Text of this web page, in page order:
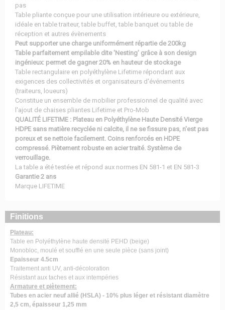
pas
Table pliante conçue pour une utilisation intérieure ou extérieure,
idéale en table traiteur, table buffet, table banquet ou table de
réception et autres évènements
Peut supporter une charge uniformément répartie de 200kg
Table parfaitement empilable dite 'Nesting' grâce à son design
ingénieux: permet de gagner 20% en hauteur de stockage
Table rectangulaire en polyéthylène Lifetime répondant aux
exigences des collectivités et organisateurs d'événements
(traiteurs, loueurs)
Constitue un ensemble de mobilier professionnel de qualité avec
l'ajout de chaises pliantes Lifetime et Pro-Mob
QUALITÉ LIFETIME : Plateau en Polyéthylène Haute Densité Vierge
HDPE sans matière recyclée ni calcite, il ne se fissure pas, n'est pas
poreux et se nettoie facilement. Coins renforcés en HDPE
compressé. Piètement robuste en acier traité. Système de
verrouillage.
La table a été testée et répond aux normes EN 581-1 et EN 581-3
Garantie 2 ans
Marque LIFETIME
Finitions
Plateau:
Table en Polyéthylène haute densité PEHD (beige)
Monobloc, moulé et soufflé en une seule pièce (sans joint)
Epaisseur 4.5cm
Traitement anti UV, anti-décoloration
Résistant aux taches et aux intempéries
Armature et piètement:
Tubes en acier neuf allié (HSLA) - 10% plus léger et résistant diamètre
2,5 cm, épaisseur 1,25 mm